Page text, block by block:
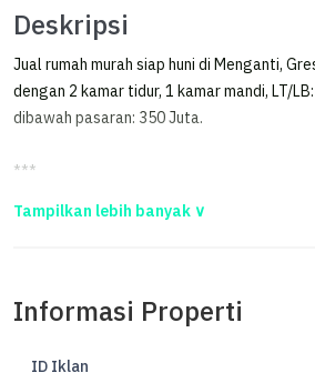
Deskripsi
Jual rumah murah siap huni di Menganti,
dengan 2 kamar tidur, 1 kamar mandi, LT/
dibawah pasaran: 350 Juta.
***
Informasi Properti
ID Iklan